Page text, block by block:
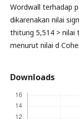
Wordwall terhadap
dikarenakan nilai
thitung 5,514 > nilai
menurut nilai d
Downloads